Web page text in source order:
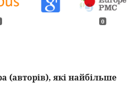
0
(авторів), які найбільше